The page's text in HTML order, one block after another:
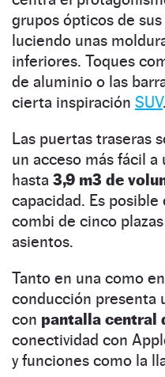
grupos ópticos de
luciendo unas
inferiores. Toques
de aluminio o las
cierta inspiración SUV.
Las puertas traseras
un acceso más fácil a
hasta 3,9 m3 de
capacidad. Es
combi de cinco
asientos.
Tanto en una como
conducción presenta
con pantalla central
conectividad con
y funciones como la